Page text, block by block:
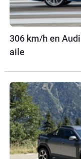
306 km/h en
aile